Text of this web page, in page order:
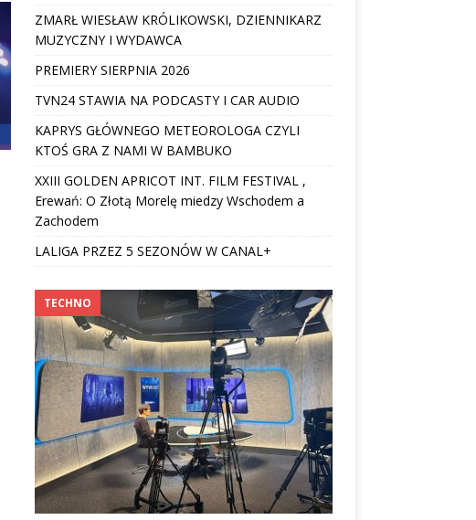
ZMARŁ WIESŁAW KRÓLIKOWSKI, DZIENNIKARZ
MUZYCZNY I WYDAWCA
PREMIERY SIERPNIA 2026
TVN24 STAWIA NA PODCASTY I CAR AUDIO
KAPRYS GŁÓWNEGO METEOROLOGA CZYLI
KTOŚ GRA Z NAMI W BAMBUKO
XXIII GOLDEN APRICOT INT. FILM FESTIVAL ,
Erewań: O Złotą Morelę miedzy Wschodem a
Zachodem
LALIGA PRZEZ 5 SEZONÓW W CANAL+
TECHNO